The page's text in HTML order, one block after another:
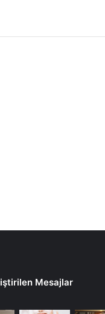
Mesajlar